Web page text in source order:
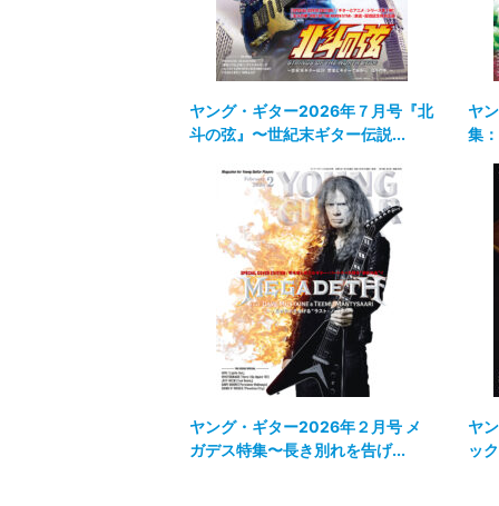
ヤング・ギター2026年７月号『北
斗の弦』〜世紀末ギター伝説...
ヤ
集
ヤング・ギター2026年２月号 メ
ガデス特集〜長き別れを告げ...
ヤ
ッ